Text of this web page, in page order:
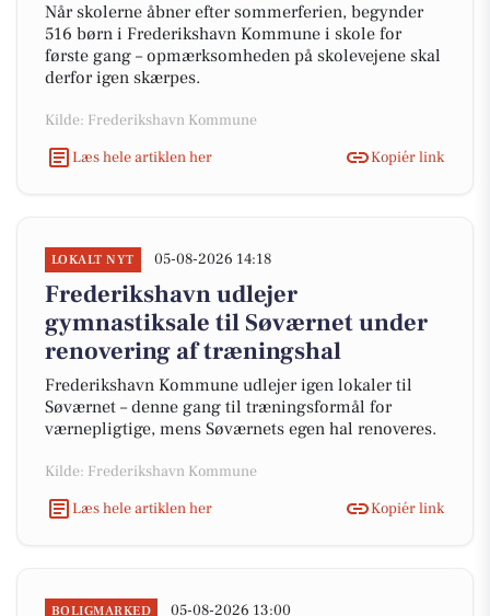
Når skolerne åbner efter sommerferien, begynder
516 børn i Frederikshavn Kommune i skole for
første gang – opmærksomheden på skolevejene skal
derfor igen skærpes.
Kilde: Frederikshavn Kommune
Læs hele artiklen her
Kopiér link
LOKALT NYT 05-08-2026 14:18
Frederikshavn udlejer
gymnastiksale til Søværnet under
renovering af træningshal
Frederikshavn Kommune udlejer igen lokaler til
Søværnet – denne gang til træningsformål for
værnepligtige, mens Søværnets egen hal renoveres.
Kilde: Frederikshavn Kommune
Læs hele artiklen her
Kopiér link
BOLIGMARKED 05-08-2026 13:00